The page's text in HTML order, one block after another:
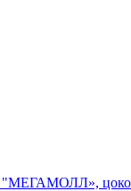
"МЕГАМОЛЛ»,